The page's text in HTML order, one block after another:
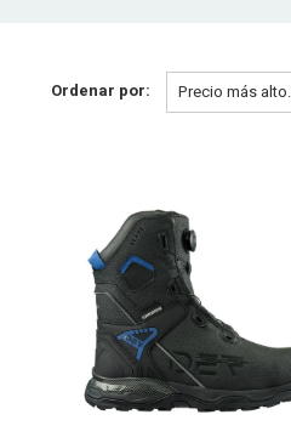
Ordenar por: